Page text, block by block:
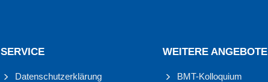
SERVICE
Datenschutzerklärung
WEITERE ANGEBOTE
BMT-Kolloquium